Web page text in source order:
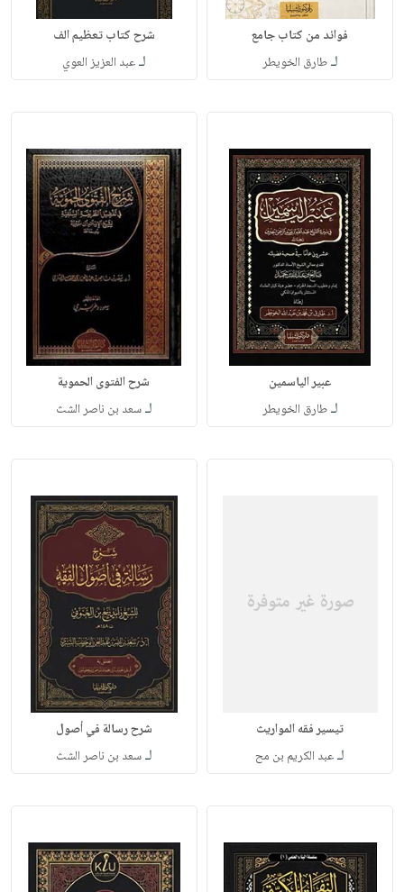
فوائد من كتاب جامع
لـطارق الخويطر
شرح كتاب تعظيم الف
لـعبد العزيز العوي
عبير الياسمين
لـطارق الخويطر
شرح الفتوى الحموية
لـسعد بن ناصر الشث
تيسير فقه المواريث
لـعبد الكريم بن مح
شرح رسالة في أصول
لـسعد بن ناصر الشث